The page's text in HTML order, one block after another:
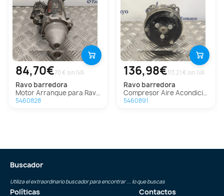
84,70€70 € sin IVA
ravo barredora
Motor Arranque para Ravo Barredora
5460828
136,98€113.21 € sin IVA
ravo barredora
Compresor Aire Acondicionado para Ravo Barredora
5460891
Buscador
Utiliza el extraordinario buscador para encontrar ... lo que buscas
Políticas Contactos